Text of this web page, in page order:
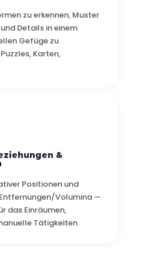
zu erkennen, Muster
Details in einem
Gefüge zu
Karten,
&
Positionen und
Volumina —
das Einräumen,
Tätigkeiten.